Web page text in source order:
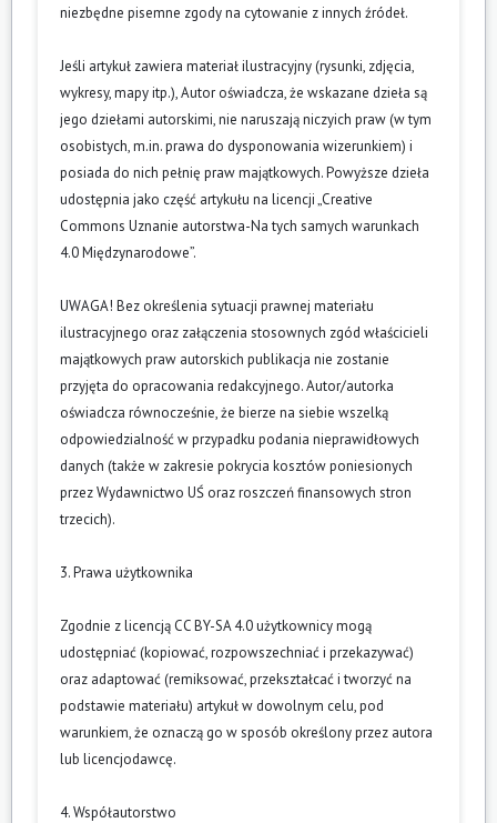
niezbędne pisemne zgody na cytowanie z innych źródeł.
Jeśli artykuł zawiera materiał ilustracyjny (rysunki, zdjęcia,
wykresy, mapy itp.), Autor oświadcza, że wskazane dzieła są
jego dziełami autorskimi, nie naruszają niczyich praw (w tym
osobistych, m.in. prawa do dysponowania wizerunkiem) i
posiada do nich pełnię praw majątkowych. Powyższe dzieła
udostępnia jako część artykułu na licencji „Creative
Commons Uznanie autorstwa-Na tych samych warunkach
4.0 Międzynarodowe”.
UWAGA! Bez określenia sytuacji prawnej materiału
ilustracyjnego oraz załączenia stosownych zgód właścicieli
majątkowych praw autorskich publikacja nie zostanie
przyjęta do opracowania redakcyjnego. Autor/autorka
oświadcza równocześnie, że bierze na siebie wszelką
odpowiedzialność w przypadku podania nieprawidłowych
danych (także w zakresie pokrycia kosztów poniesionych
przez Wydawnictwo UŚ oraz roszczeń finansowych stron
trzecich).
3. Prawa użytkownika
Zgodnie z licencją CC BY-SA 4.0 użytkownicy mogą
udostępniać (kopiować, rozpowszechniać i przekazywać)
oraz adaptować (remiksować, przekształcać i tworzyć na
podstawie materiału) artykuł w dowolnym celu, pod
warunkiem, że oznaczą go w sposób określony przez autora
lub licencjodawcę.
4. Współautorstwo